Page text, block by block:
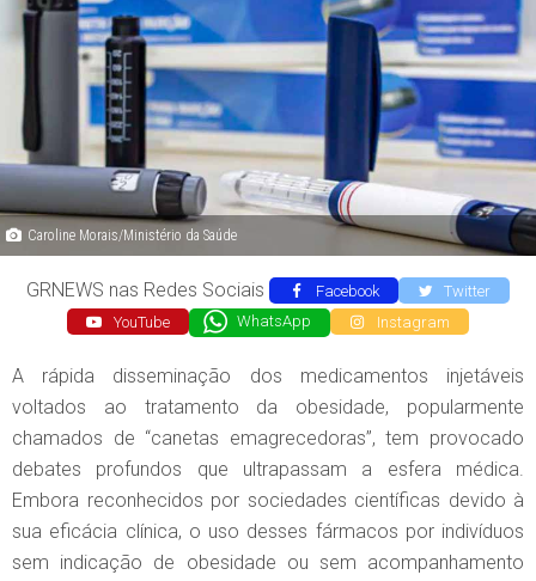
Caroline Morais/Ministério da Saúde
GRNEWS nas Redes Sociais Facebook
Twitter
YouTube
WhatsApp Instagram
A rápida disseminação dos medicamentos injetáveis
voltados ao tratamento da obesidade, popularmente
chamados de “canetas emagrecedoras”, tem provocado
debates profundos que ultrapassam a esfera médica.
Embora reconhecidos por sociedades científicas devido à
sua eficácia clínica, o uso desses fármacos por indivíduos
sem indicação de obesidade ou sem acompanhamento